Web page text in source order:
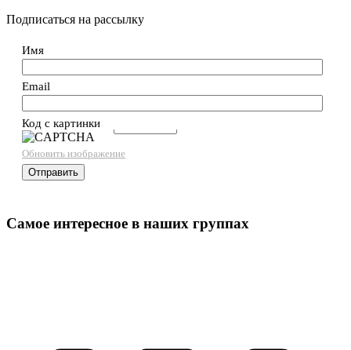
Подписаться на рассылку
Имя
Email
Код с картинки→
Обновить изображение
Самое интересное в наших группах